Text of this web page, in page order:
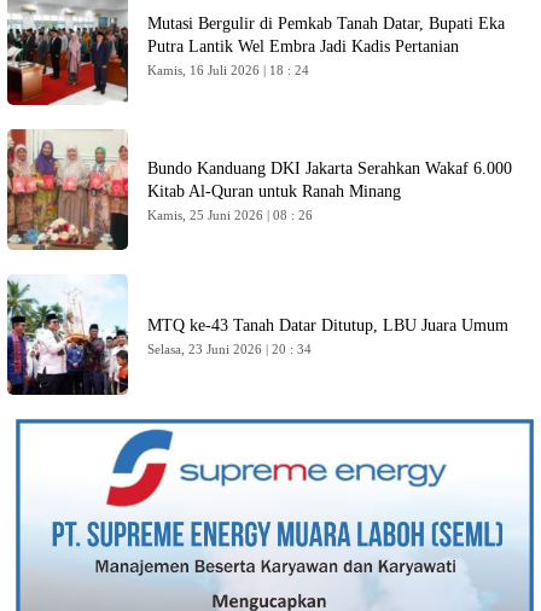
Mutasi Bergulir di Pemkab Tanah Datar, Bupati Eka
Putra Lantik Wel Embra Jadi Kadis Pertanian
Kamis, 16 Juli 2026 | 18 : 24
Bundo Kanduang DKI Jakarta Serahkan Wakaf 6.000
Kitab Al-Quran untuk Ranah Minang
Kamis, 25 Juni 2026 | 08 : 26
MTQ ke-43 Tanah Datar Ditutup, LBU Juara Umum
Selasa, 23 Juni 2026 | 20 : 34